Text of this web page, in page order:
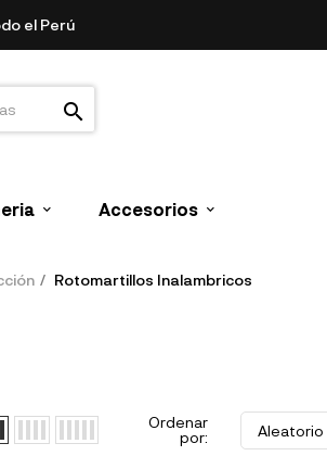
el Perú
search
Accesorios
Rotomartillos Inalambricos
Ordenar
por:
Aleatorio